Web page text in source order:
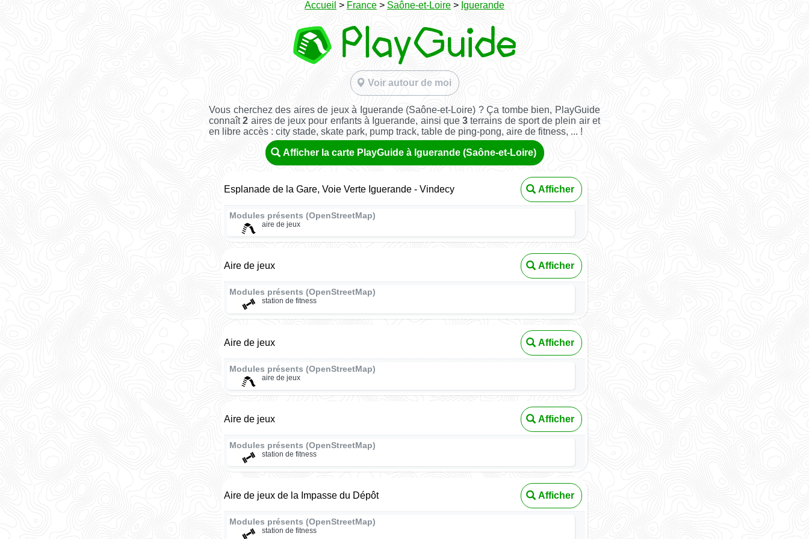
Accueil > France > Saône-et-Loire > Iguerande
Voir autour de moi
Vous cherchez des aires de jeux à Iguerande (Saône-et-Loire) ? Ça tombe bien, PlayGuide
connaît2 aires de jeux pour enfants à Iguerande, ainsi que3 terrains de sport de plein air et
en libre accès : city stade, skate park, pump track, table de ping-pong, aire de fitness, ... !
Afficher la carte PlayGuide à Iguerande (Saône-et-Loire)
Esplanade de la Gare, Voie Verte Iguerande - Vindecy Afficher
Modules présents (OpenStreetMap)
aire de jeux
Aire de jeux Afficher
Modules présents (OpenStreetMap)
station de fitness
Aire de jeux Afficher
Modules présents (OpenStreetMap)
aire de jeux
Aire de jeux Afficher
Modules présents (OpenStreetMap)
station de fitness
Aire de jeux de la Impasse du Dépôt Afficher
Modules présents (OpenStreetMap)
station de fitness